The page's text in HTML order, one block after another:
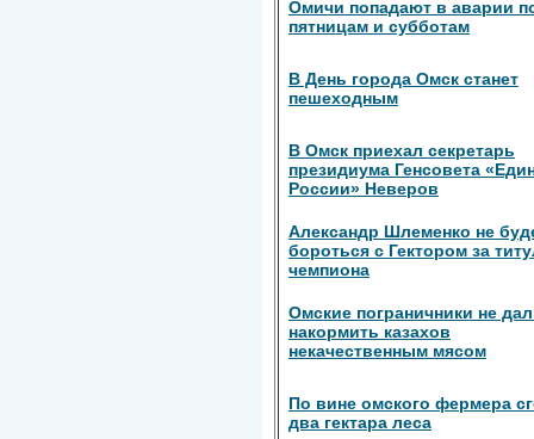
Омичи попадают в аварии
пятницам и субботам
В День города Омск станет
пешеходным
В Омск приехал секретарь
президиума Генсовета
России» Неверов
Александр Шлеменко не
бороться с Гектором за
чемпиона
Омские пограничники не
накормить казахов
некачественным мясом
По вине омского фермера
два гектара леса